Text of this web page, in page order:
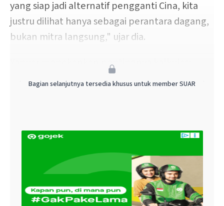
yang siap jadi alternatif pengganti Cina, kita
justru dilihat hanya sebagai perantara dagang,
bukan mitra langsung," ujar dia.
Yanuar menekankan pentingnya kalkulasi
matang ke depan. “Kalau kita mau ikut
dipikirkan sebelum langkah diplomatik
dijalankan,” ungkapnya.
Negosiasi Belum Selesai
Bagian selanjutnya tersedia khusus untuk member SUAR